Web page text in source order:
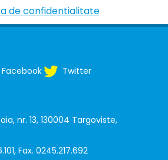
de confidentialitate
Facebook Twitter
nr. 13, 130004 Targoviste,
Fax. 0245.217.692